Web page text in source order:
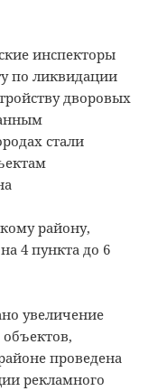
инспекторы
по ликвидации
дворовых
стали
району,
4 пункта до 6
увеличение
проведена
рекламного